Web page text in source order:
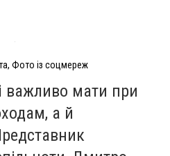
Фото із соцмереж
важливо мати при
а й